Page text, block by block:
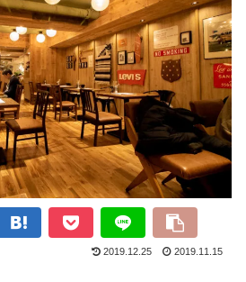
2019.12.25 2019.11.15